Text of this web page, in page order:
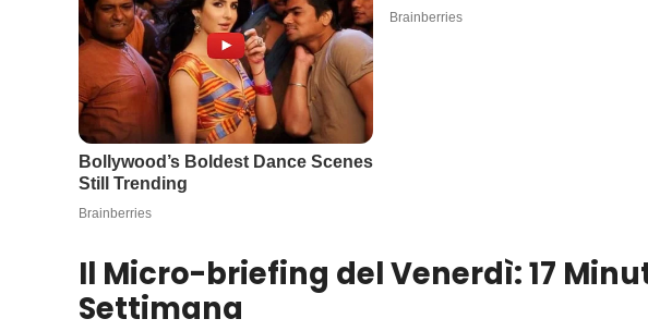
Il Micro-briefing del Venerdì: 17
Settimana